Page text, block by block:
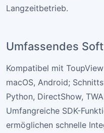
Langzeitbetrieb.
Umfassendes
Kompatibel mit
macOS, Android;
Python, DirectShow,
Umfangreiche SDK-
ermöglichen schnelle